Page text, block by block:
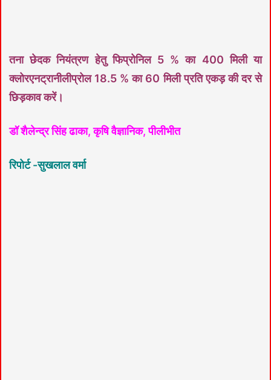
तना छेदक नियंत्रण हेतु फिप्रोनिल 5 % का 400 मिली या
क्लोरएनट्रानीलीप्रोल 18.5 % का 60 मिली प्रति एकड़ की दर से
छिड़काव करें।
डॉ शैलेन्द्र सिंह ढाका, कृषि वैज्ञानिक, पीलीभीत
रिपोर्ट -सुखलाल वर्मा